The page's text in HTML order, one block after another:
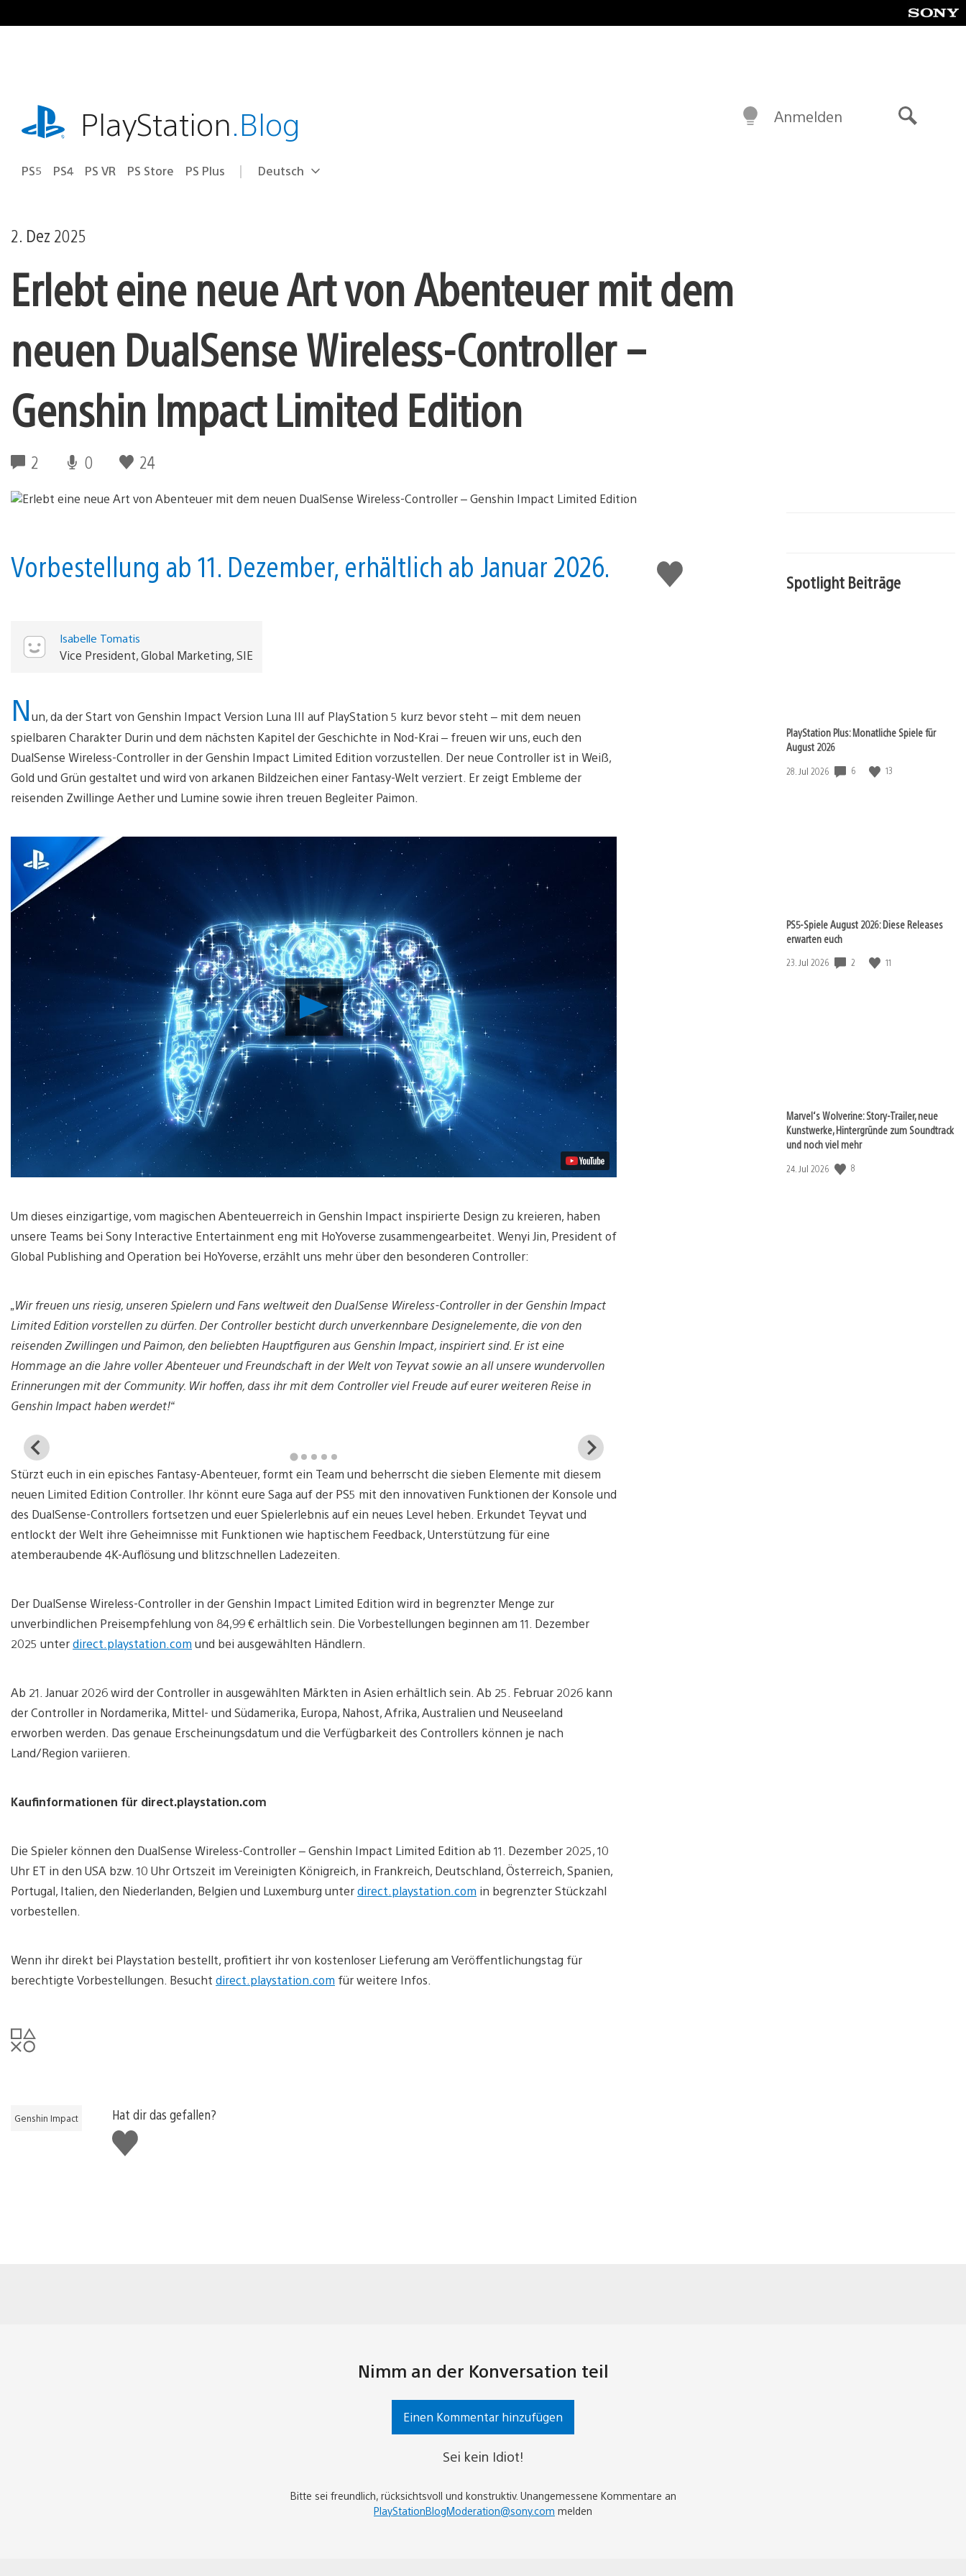
Inhalt
playstation.comPlayStation.Blog
PS5 PS4 PS VR PS Store PS Plus Select
Aktuelle
Deutsch
Anmelden
2. Dez 2025
Erlebt eine neue Art von Abenteuer mit dem
neuen DualSense Wireless-Controller –
Genshin Impact Limited Edition
2 0 24
Gefällt
mir
Vorbestellung ab 11. Dezember, erhältlich ab Januar 2026.
Isabelle Tomatis
Vice President, Global Marketing, SIE
Nun, da der Start von Genshin Impact Version Luna III auf PlayStation 5 kurz bevor steht – mit dem neuen
spielbaren Charakter Durin und dem nächsten Kapitel der Geschichte in Nod-Krai – freuen wir uns, euch den
DualSense Wireless-Controller in der Genshin Impact Limited Edition vorzustellen. Der neue Controller ist in Weiß,
Gold und Grün gestaltet und wird von arkanen Bildzeichen einer Fantasy-Welt verziert. Er zeigt Embleme der
reisenden Zwillinge Aether und Lumine sowie ihren treuen Begleiter Paimon.
Video
abspielen
Um dieses einzigartige, vom magischen Abenteuerreich in Genshin Impact inspirierte Design zu kreieren, haben
unsere Teams bei Sony Interactive Entertainment eng mit HoYoverse zusammengearbeitet. Wenyi Jin, President of
Global Publishing and Operation bei HoYoverse, erzählt uns mehr über den besonderen Controller:
„Wir freuen uns riesig, unseren Spielern und Fans weltweit den DualSense Wireless-Controller in der Genshin Impact
Limited Edition vorstellen zu dürfen. Der Controller besticht durch unverkennbare Designelemente, die von den
reisenden Zwillingen und Paimon, den beliebten Hauptfiguren aus Genshin Impact, inspiriert sind. Er ist eine
Hommage an die Jahre voller Abenteuer und Freundschaft in der Welt von Teyvat sowie an all unsere wundervollen
Erinnerungen mit der Community. Wir hoffen, dass ihr mit dem Controller viel Freude auf eurer weiteren Reise in
Genshin Impact haben werdet!“
View
and
download
image image
Stürzt euch in ein episches Fantasy-Abenteuer, formt ein Team und beherrscht die sieben Elemente mit diesem
neuen Limited Edition Controller. Ihr könnt eure Saga auf der PS5 mit den innovativen Funktionen der Konsole und
des DualSense-Controllers fortsetzen und euer Spielerlebnis auf ein neues Level heben. Erkundet Teyvat und
entlockt der Welt ihre Geheimnisse mit Funktionen wie haptischem Feedback, Unterstützung für eine
atemberaubende 4K-Auflösung und blitzschnellen Ladezeiten.
Der DualSense Wireless-Controller in der Genshin Impact Limited Edition wird in begrenzter Menge zur
unverbindlichen Preisempfehlung von 84,99 € erhältlich sein. Die Vorbestellungen beginnen am 11. Dezember
2025 unterdirect.playstation.com und bei ausgewählten Händlern.
Ab 21. Januar 2026 wird der Controller in ausgewählten Märkten in Asien erhältlich sein. Ab 25. Februar 2026 kann
der Controller in Nordamerika, Mittel- und Südamerika, Europa, Nahost, Afrika, Australien und Neuseeland
erworben werden. Das genaue Erscheinungsdatum und die Verfügbarkeit des Controllers können je nach
Land/Region variieren.
Kaufinformationen für direct.playstation.com
Die Spieler können den DualSense Wireless-Controller – Genshin Impact Limited Edition ab 11. Dezember 2025, 10
Uhr ET in den USA bzw. 10 Uhr Ortszeit im Vereinigten Königreich, in Frankreich, Deutschland, Österreich, Spanien,
Portugal, Italien, den Niederlanden, Belgien und Luxemburg unterdirect.playstation.com in begrenzter Stückzahl
vorbestellen.
Wenn ihr direkt bei Playstation bestellt, profitiert ihr von kostenloser Lieferung am Veröffentlichungstag für
berechtigte Vorbestellungen. Besucht direct.playstation.com für weitere Infos.
Genshin Impact
Hat dir das gefallen?
Gefällt
mir
Spotlight Beiträge
PlayStation Plus: Monatliche Spiele für
August 2026
Veröffentlichungsdatum:
28. Jul 2026 6 13
PS5-Spiele August 2026: Diese Releases
erwarten euch
Veröffentlichungsdatum:
23. Jul 2026 2 11
Marvel‘s Wolverine: Story-Trailer, neue
Kunstwerke, Hintergründe zum Soundtrack
und noch viel mehr
Veröffentlichungsdatum:
24. Jul 2026 8
Nimm an der Konversation teil
Einen Kommentar hinzufügen
Sei kein Idiot!
Bitte sei freundlich, rücksichtsvoll und konstruktiv. Unangemessene Kommentare an
PlayStationBlogModeration@sony.com melden